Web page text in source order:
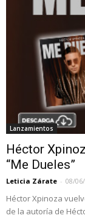
Lanzamientos
Héctor
“Me Dueles”
Leticia Zárate - 08/
Héctor Xpinoza
de la autoría de